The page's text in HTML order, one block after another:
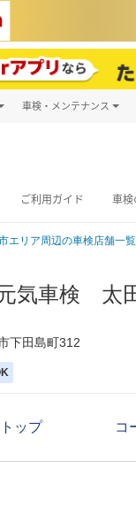
車検・メンテナンス
ご利用ガイド 車検
エリア周辺の車検店舗一覧
気車検 太
下田島町312
ップ コ